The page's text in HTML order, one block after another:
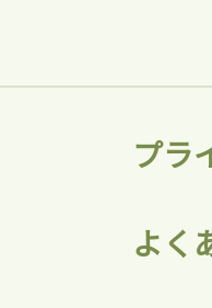
プラ
よく